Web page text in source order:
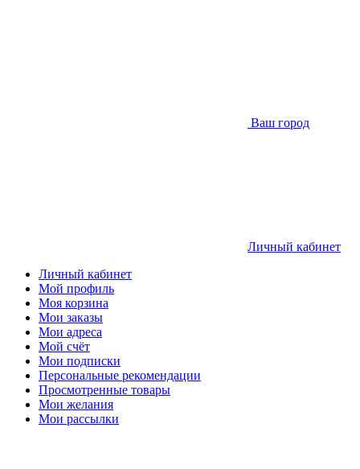
Ваш город
Личный кабинет
Личный кабинет
Мой профиль
Моя корзина
Мои заказы
Мои адреса
Мой счёт
Мои подписки
Персональные рекомендации
Просмотренные товары
Мои желания
Мои рассылки